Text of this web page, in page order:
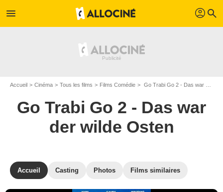
menu profil search
Accueil Cinéma Tous les films Films Comédie Go Trabi Go 2 - Das war der wilde Osten de Wolfgang Büld et Reinhard Klooss
Go Trabi Go 2 - Das war
der wilde Osten
Accueil Casting Photos Films similaires